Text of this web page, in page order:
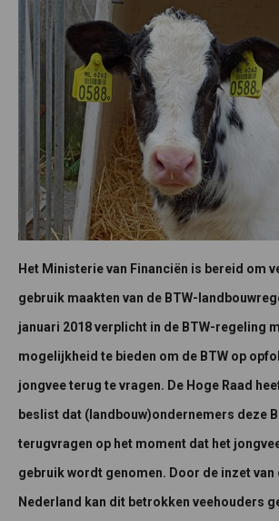
Het Ministerie van Financiën is bereid om
gebruik maakten van de BTW-
januari 2018 verplicht in de BTW-regeling
mogelijkheid te bieden om de BTW op
jongvee terug te vragen. De Hoge Raad
beslist dat (landbouw)ondernemers deze
terugvragen op het moment dat het
gebruik wordt genomen. Door de inzet van
Nederland kan dit betrokken veehouders